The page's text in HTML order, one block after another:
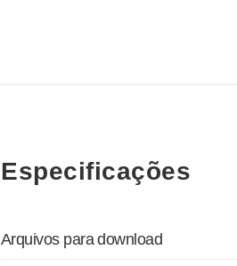
Especificações
Arquivos para download